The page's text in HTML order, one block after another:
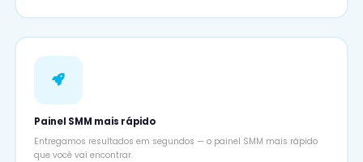
Painel SMM mais rápido
Entregamos resultados em segundos — o painel SMM mais rápido
que você vai encontrar.